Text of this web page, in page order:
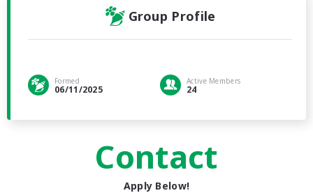
Group Profile
Formed
06/11/2025
Active Members
24
Contact
Apply Below!